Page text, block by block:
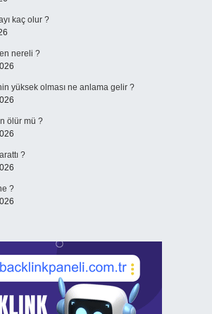
kaç olur ?
nereli ?
yüksek olması ne anlama gelir ?
ölür mü ?
?
?